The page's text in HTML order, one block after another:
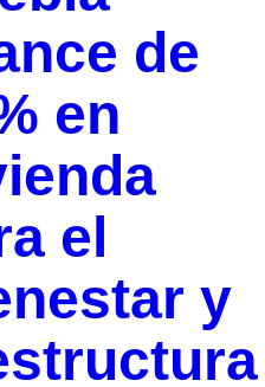
de
en
el
y